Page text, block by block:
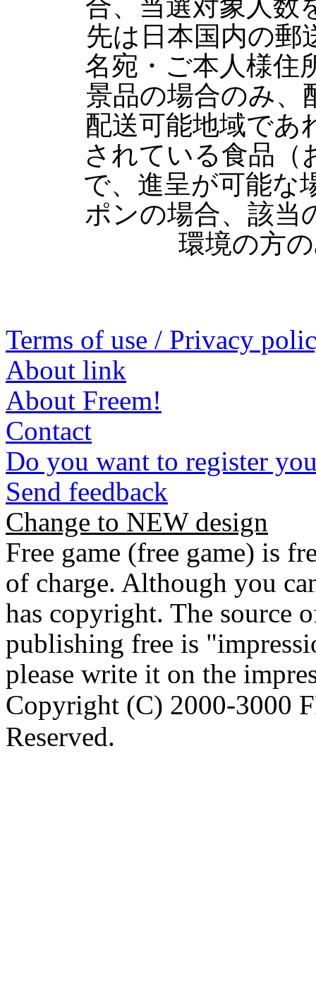
合、当選対象人数
先は日本国内の郵
名宛・ご本人様住
景品の場合のみ、
配送可能地域であ
されている食品（
で、進呈が可能な
ポンの場合、該当
環境の方
Terms of use / Privacy
About link
About Freem!
Contact
Do you want to register
Send feedback
Change to NEW design
Free game (free game) is
of charge. Although you
has copyright. The source
publishing free is
please write it on the
Copyright (C) 2000-3000
Reserved.